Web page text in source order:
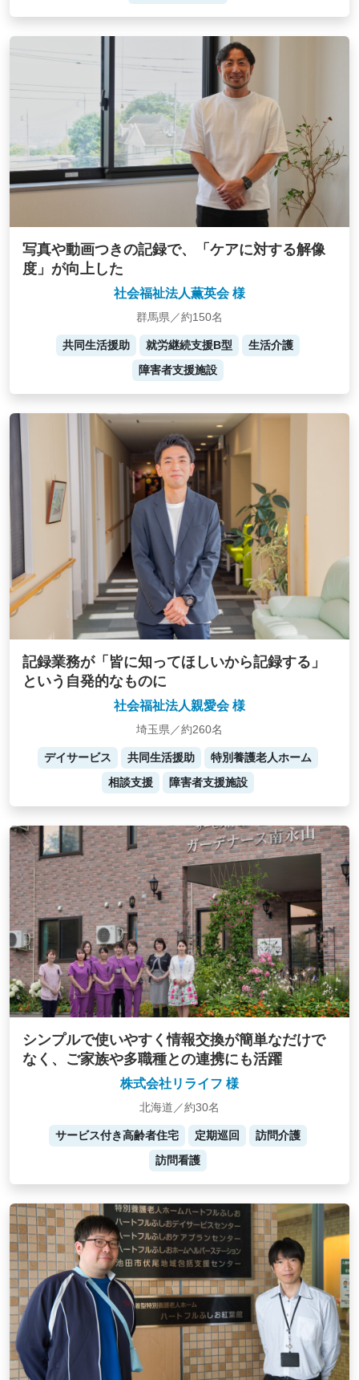
写真や動画つきの記録で、「ケアに対する解像
度」が向上した
社会福祉法人薫英会 様
群馬県／約150名
共同生活援助 就労継続支援B型
生活介護
障害者支援施設
記録業務が「皆に知ってほしいから記録する」
という自発的なものに
社会福祉法人親愛会 様
埼玉県／約260名
デイサービス 共同生活援助
特別養護老人ホーム
相談支援
障害者支援施設
シンプルで使いやすく情報交換が簡単なだけで
なく、ご家族や多職種との連携にも活躍
株式会社リライフ 様
北海道／約30名
サービス付き高齢者住宅 定期巡回
訪問介護
訪問看護